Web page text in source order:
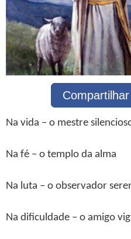
Na vida – o mestre
Na fé – o templo da alma
Na luta – o observador
Na dificuldade – o amigo